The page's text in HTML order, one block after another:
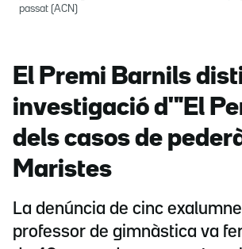
passat (ACN)
El Premi Barnils
investigació d'"El
dels casos de
Maristes
La denúncia de cinc
professor de gimnàstica va